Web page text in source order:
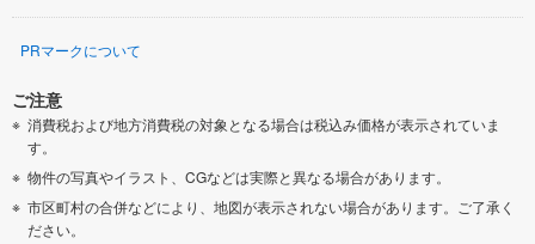
PRマークについて
ご注意
消費税および地方消費税の対象となる場合は税込み価格が表示されていま
す。
物件の写真やイラスト、CGなどは実際と異なる場合があります。
市区町村の合併などにより、地図が表示されない場合があります。ご了承く
ださい。